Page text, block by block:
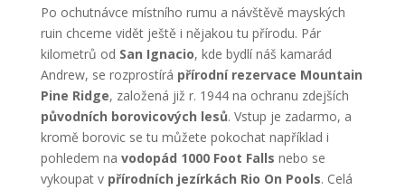
Po ochutnávce místního rumu a návštěvě mayských
ruin chceme vidět ještě i nějakou tu přírodu. Pár
kilometrů od San Ignacio, kde bydlí náš kamarád
Andrew, se rozprostírá přírodní rezervace Mountain
Pine Ridge, založená již r. 1944 na ochranu zdejších
původních borovicových lesů. Vstup je zadarmo, a
kromě borovic se tu můžete pokochat například i
pohledem na vodopád 1000 Foot Falls nebo se
vykoupat v přírodních jezírkách Rio On Pools. Celá